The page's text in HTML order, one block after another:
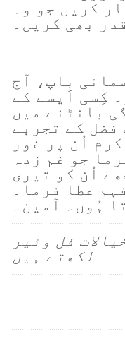
کریں جو وہ
بھی کریں۔
باپ، آج
کِسی اَیسے کے
بانٹنے میں
فضل کے تجربے
اُن پر غور
جو غم زدہ
اُن کو تیری
عطا فرما۔
ہُوں۔ آمین۔
فل وئیر
لکھتے ہیں